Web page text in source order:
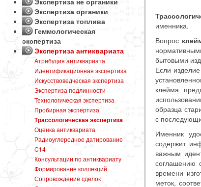
именника.
Вопрос
бытовыми
Если
клейма
образца
с
Именник
содержит
важным
соглашению
времени
меток,
Экспертиза органики
Экспертиза топлива
Геммологическая
экспертиза
Экспертиза антиквариата
Атрибуция антиквариата
Идентификационная экспертиза
Искусствоведческая экспертиза
Экспертиза подлинности
Технологическая экспертиза
Пробирная экспертиза
Трассологическая экспертиза
Оценка антиквариата
Радиоуглеродное датирование
C14
Консультации по антиквариату
Формирование коллекций
Сопровождение сделок